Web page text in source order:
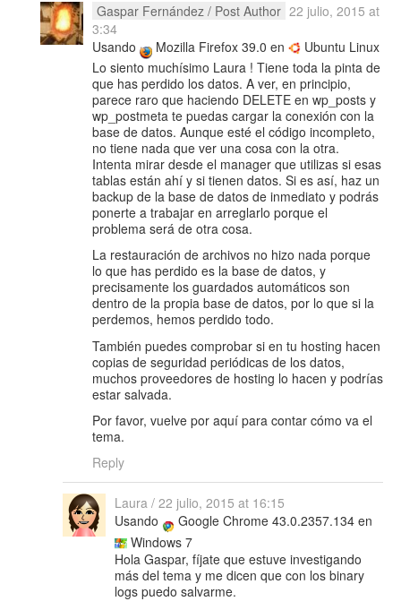
Gaspar Fernández / Post Author 22 julio, 2015 at
3:34
Usando
Mozilla Firefox 39.0 en
Ubuntu Linux
Lo siento muchísimo Laura ! Tiene toda la pinta de
que has perdido los datos. A ver, en principio,
parece raro que haciendo DELETE en wp_posts y
wp_postmeta te puedas cargar la conexión con la
base de datos. Aunque esté el código incompleto,
no tiene nada que ver una cosa con la otra.
Intenta mirar desde el manager que utilizas si esas
tablas están ahí y si tienen datos. Si es así, haz un
backup de la base de datos de inmediato y podrás
ponerte a trabajar en arreglarlo porque el
problema será de otra cosa.
La restauración de archivos no hizo nada porque
lo que has perdido es la base de datos, y
precisamente los guardados automáticos son
dentro de la propia base de datos, por lo que si la
perdemos, hemos perdido todo.
También puedes comprobar si en tu hosting hacen
copias de seguridad periódicas de los datos,
muchos proveedores de hosting lo hacen y podrías
estar salvada.
Por favor, vuelve por aquí para contar cómo va el
tema.
Reply
Laura / 22 julio, 2015 at 16:15
Usando
Google Chrome 43.0.2357.134 en
Windows 7
Hola Gaspar, fíjate que estuve investigando
más del tema y me dicen que con los binary
logs puedo salvarme.